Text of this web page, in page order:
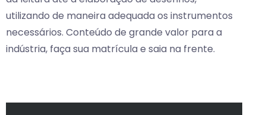
utilizando de maneira adequada os instrumentos
necessários. Conteúdo de grande valor para a
indústria, faça sua matrícula e saia na frente.